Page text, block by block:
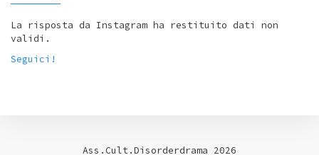
La risposta da Instagram ha restituito dati non
validi.
Seguici!
Ass.Cult.Disorderdrama 2026